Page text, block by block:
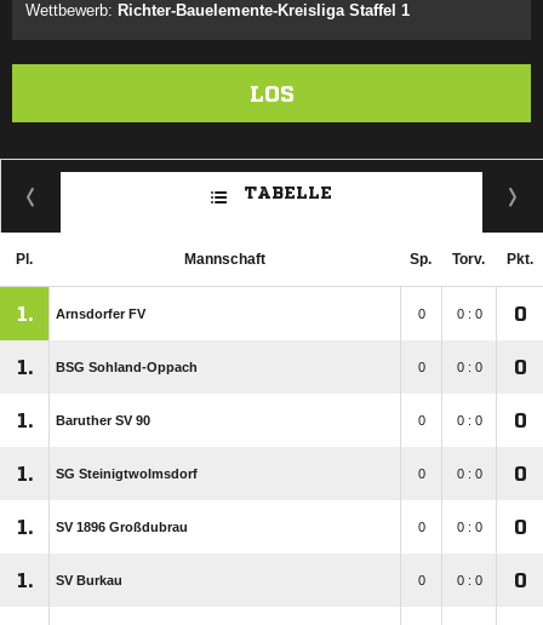
Wettbewerb: Richter-Bauelemente-Kreisliga Staffel 1
LOS
TABELLE
Pl. Mannschaft Sp. Torv. Pkt.
1. Arnsdorfer FV 0 0 : 0 0
1. BSG Sohland-Oppach 0 0 : 0 0
1. Baruther SV 90 0 0 : 0 0
1. SG Steinigtwolmsdorf 0 0 : 0 0
1. SV 1896 Großdubrau 0 0 : 0 0
1. SV Burkau 0 0 : 0 0